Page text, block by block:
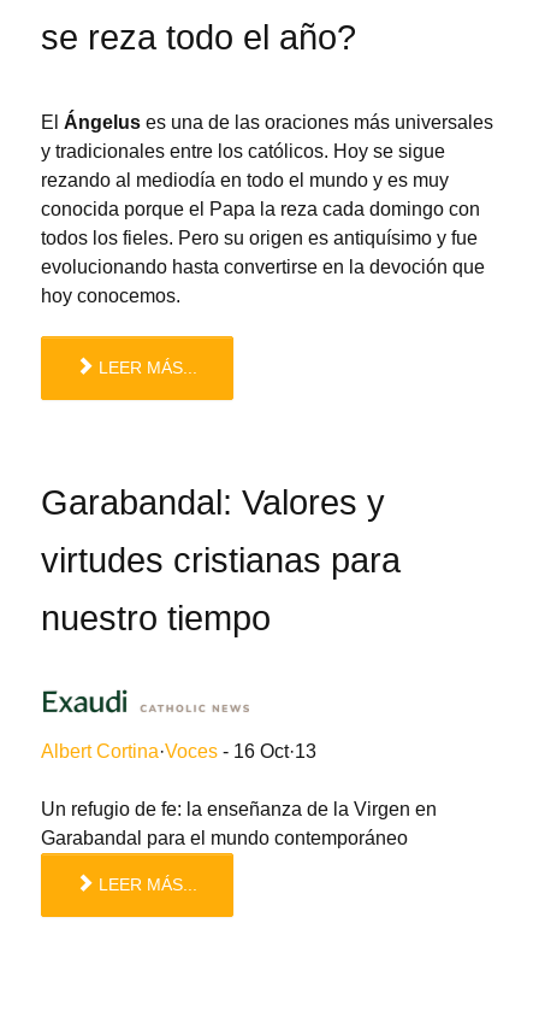
se reza todo el año?
El Ángelus es una de las oraciones más universales
y tradicionales entre los católicos. Hoy se sigue
rezando al mediodía en todo el mundo y es muy
conocida porque el Papa la reza cada domingo con
todos los fieles. Pero su origen es antiquísimo y fue
evolucionando hasta convertirse en la devoción que
hoy conocemos.
LEER MÁS...
Garabandal: Valores y
virtudes cristianas para
nuestro tiempo
Albert Cortina·Voces - 16 Oct·13
Un refugio de fe: la enseñanza de la Virgen en
Garabandal para el mundo contemporáneo
LEER MÁS...